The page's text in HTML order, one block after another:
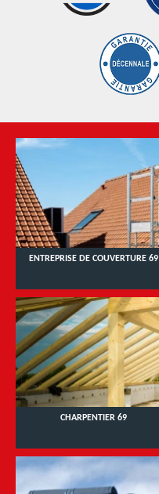
ENTREPRISE DE COUVERTURE 69
CHARPENTIER 69